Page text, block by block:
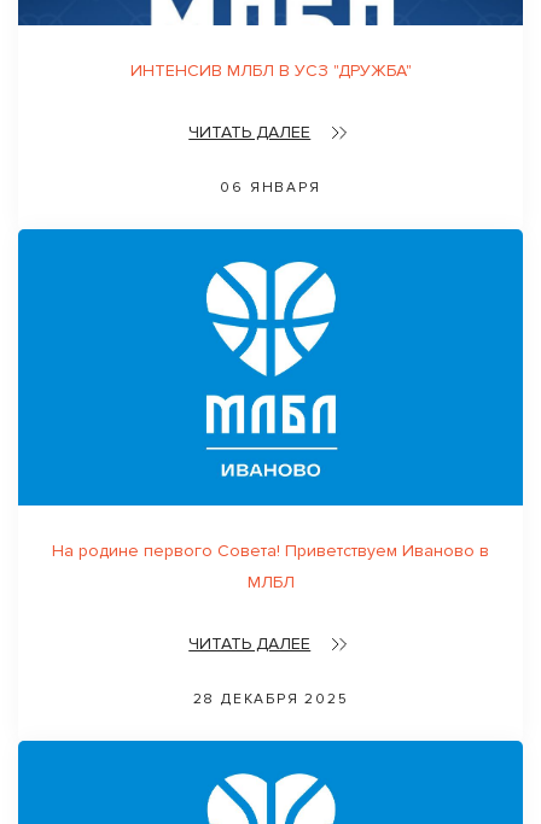
ИНТЕНСИВ МЛБЛ В УСЗ "ДРУЖБА"
ЧИТАТЬ ДАЛЕЕ
06 ЯНВАРЯ
На родине первого Совета! Приветствуем Иваново в
МЛБЛ
ЧИТАТЬ ДАЛЕЕ
28 ДЕКАБРЯ 2025